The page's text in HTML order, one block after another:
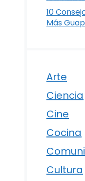
10
Más
Arte
Ciencia
Cine
Cocina
Cultura